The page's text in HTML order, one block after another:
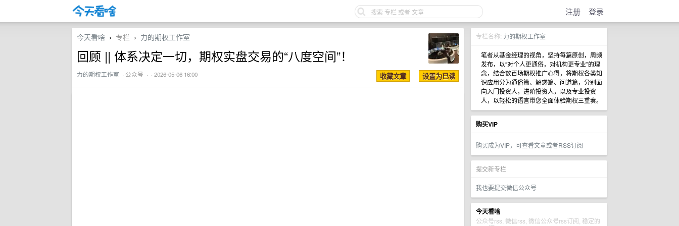
注册 登录
专栏名称: 力的期权工作室
笔者从基金经理的视角，坚持每篇原创，周频
发布，以“对个人更通俗，对机构更专业”的理
念，结合数百场期权推广心得，将期权各类知
识应用分为通俗篇、解惑篇、问道篇，分别面
向入门投资人，进阶投资人，以及专业投资
人，以轻松的语言带您全面体验期权三重奏。
购买VIP
购买成为VIP，可查看文章或者RSS订阅
提交新专栏
我也要提交微信公众号
今天看啥
公众号rss, 微信rss, 微信公众号rss订阅, 稳定的
今天看啥 › 专栏 › 力的期权工作室
回顾 || 体系决定一切，期权实盘交易的“八度空间”！
力的期权工作室 · 公众号 · · 2026-05-06 16:00